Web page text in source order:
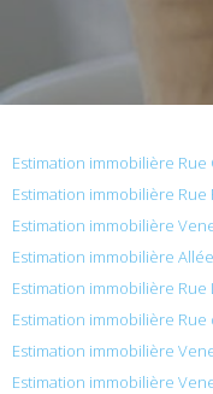
Estimation immobilière
Estimation immobilière
Estimation immobilière
Estimation immobilière
Estimation immobilière
Estimation immobilière
Estimation immobilière
Estimation immobilière